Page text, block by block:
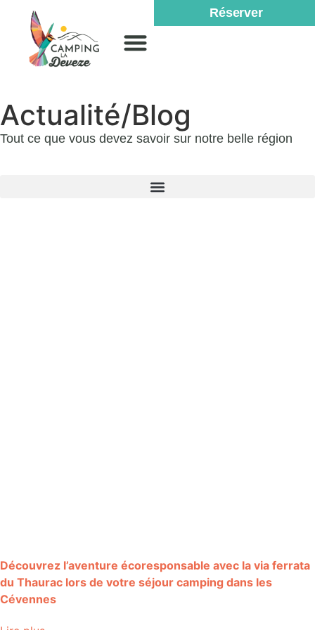
Réserver
Actualité/Blog
Tout ce que vous devez savoir sur notre belle région
Découvrez l’aventure écoresponsable avec la via ferrata
du Thaurac lors de votre séjour camping dans les
Cévennes